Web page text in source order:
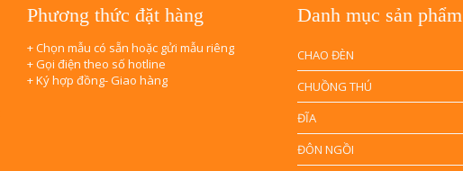
Phương thức đặt hàng
+ Chọn mẫu có sẵn hoặc gửi mẫu riêng
+ Gọi điện theo số hotline
+ Ký hợp đồng- Giao hàng
Danh mục sản phẩm
CHAO ĐÈN
CHUỒNG THÚ
ĐĨA
ĐÔN NGỒI